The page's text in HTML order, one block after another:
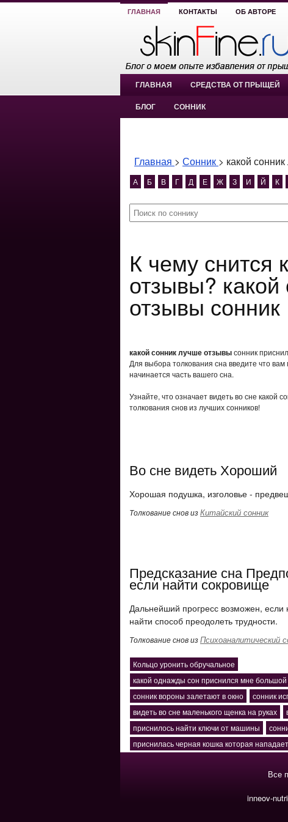
ГЛАВНАЯ КОНТАКТЫ ОБ АВТОРЕ
ГЛАВНАЯ СРЕДСТВА ОТ ПРЫЩЕЙ
БЛОГ СОННИК
Главная > Сонник > какой
А Б В Г Д Е Ж З И Й К
К чему снится какой сонник лучше
отзывы?
отзывы сонник
какой сонник лучше отзывысонник
Для выбора толкования сна введите что
начинается часть вашего сна.
Узнайте, что означает видеть во сне какой
толкования снов из лучших сонников!
Во сне видеть Хороший
Хорошая подушка, изголовье -
Толкование снов изКитайский сонник
Предсказание сна
если найти сокровище
Дальнейший прогресс возможен, если
найти способ преодолеть трудности.
Толкование снов изПсихоаналитический
Кольцо уронить обручальное
какой однажды сон приснился мне
сонник вороны залетают в окно
сонник
видеть во сне маленького щенка на руках
приснилось найти ключи от машины
приснилась черная кошка которая нападает
Все
inneov-